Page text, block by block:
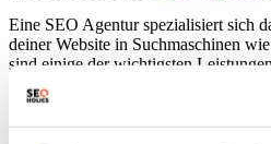
Eine SEO Agentur spezialisiert sich
deiner Website in Suchmaschinen
sind einige der wichtigsten